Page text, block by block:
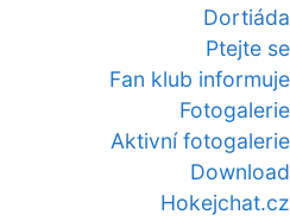
Dortiáda
Ptejte se
Fan klub informuje
Fotogalerie
Aktivní fotogalerie
Download
Hokejchat.cz